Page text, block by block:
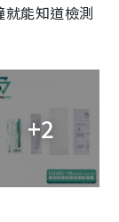
能知道檢測
+2